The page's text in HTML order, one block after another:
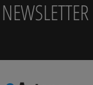
NEWSLETTER